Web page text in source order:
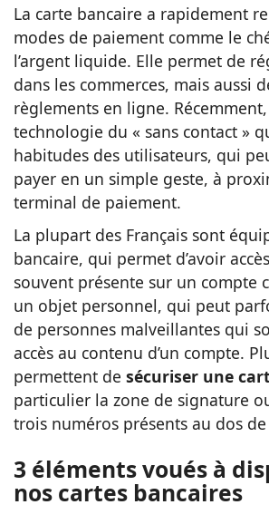
La carte bancaire a rapidement
modes de paiement comme le
l’argent liquide. Elle permet de
dans les commerces, mais aussi
règlements en ligne. Récemment,
technologie du « sans contact »
habitudes des utilisateurs, qui
payer en un simple geste, à
terminal de paiement.
La plupart des Français sont
bancaire, qui permet d’avoir
souvent présente sur un compte
un objet personnel, qui peut
de personnes malveillantes qui
accès au contenu d’un compte.
permettent de sécuriser une
particulier la zone de signature
trois numéros présents au dos
3 éléments voués à
nos cartes bancaires